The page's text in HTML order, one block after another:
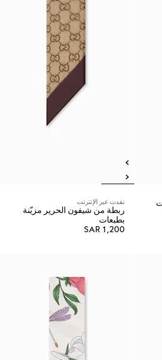
نفدت عبر الإنترنت
ربطة من شيفون الحرير مزيّنة
بطبعات
SAR 1,200